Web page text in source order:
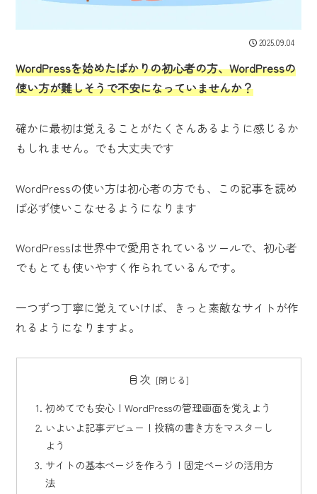
2025.09.04
WordPressを始めたばかりの初心者の方、WordPressの
使い方が難しそうで不安になっていませんか？
確かに最初は覚えることがたくさんあるように感じるか
もしれません。でも大丈夫です
WordPressの使い方は初心者の方でも、この記事を読め
ば必ず使いこなせるようになります
WordPressは世界中で愛用されているツールで、初心者
でもとても使いやすく作られているんです。
一つずつ丁寧に覚えていけば、きっと素敵なサイトが作
れるようになりますよ。
目次
初めてでも安心！WordPressの管理画面を覚えよう
いよいよ記事デビュー！投稿の書き方をマスターし
よう
サイトの基本ページを作ろう！固定ページの活用方
法